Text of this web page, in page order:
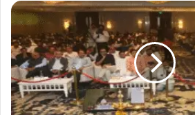
लोकार्पण
मध्यप्रदेश,
गुजरात
की
तर्ज
पर
कर
रहा
है